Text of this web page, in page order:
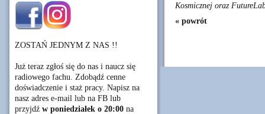
ZOSTAŃ JEDNYM Z NAS !!
Już teraz zgłoś się do nas i naucz się
radiowego fachu. Zdobądź cenne
doświadczenie i staż pracy. Napisz na
nasz adres e-mail lub na FB lub
przyjdź w poniedziałek o 20:00 na
Kosmicznej oraz
« powrót